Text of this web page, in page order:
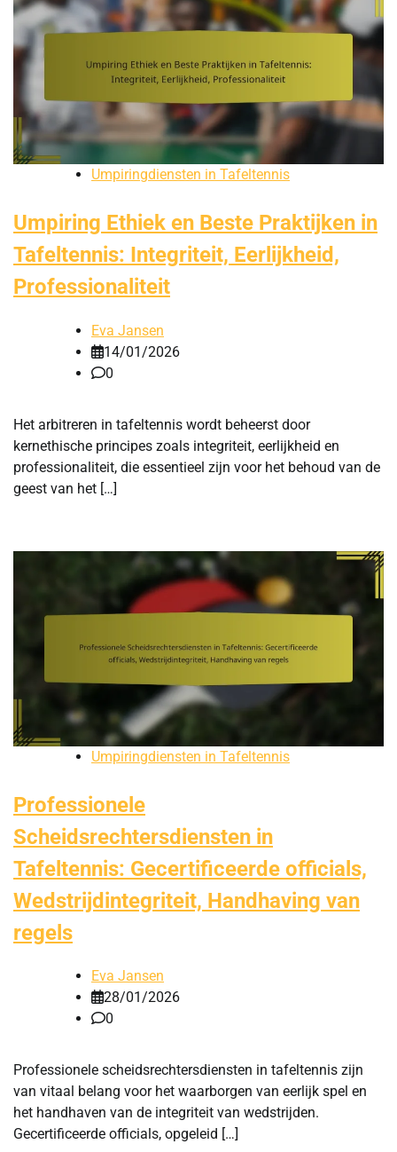
Umpiringdiensten in Tafeltennis
Umpiring Ethiek en Beste Praktijken in
Tafeltennis: Integriteit, Eerlijkheid,
Professionaliteit
Eva Jansen
14/01/2026
0
Het arbitreren in tafeltennis wordt beheerst door
kernethische principes zoals integriteit, eerlijkheid en
professionaliteit, die essentieel zijn voor het behoud van de
geest van het […]
Umpiringdiensten in Tafeltennis
Professionele
Scheidsrechtersdiensten in
Tafeltennis: Gecertificeerde officials,
Wedstrijdintegriteit, Handhaving van
regels
Eva Jansen
28/01/2026
0
Professionele scheidsrechtersdiensten in tafeltennis zijn
van vitaal belang voor het waarborgen van eerlijk spel en
het handhaven van de integriteit van wedstrijden.
Gecertificeerde officials, opgeleid […]